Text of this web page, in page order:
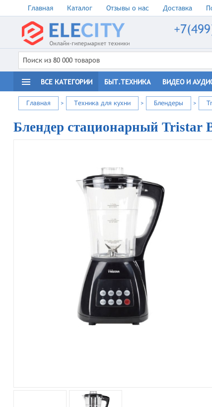
Главная Каталог Отзывы о нас Доставка
ВСЕ КАТЕГОРИИ БЫТ.ТЕХНИКА ВИДЕО И
Главная > Техника для кухни > Блендеры >
Блендер стационарный Tristar